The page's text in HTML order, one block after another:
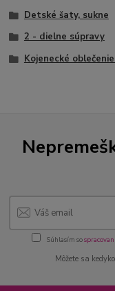
Detské šaty, sukne
2 - dielne súpravy
Kojenecké
Súhlasím so
Môžete sa